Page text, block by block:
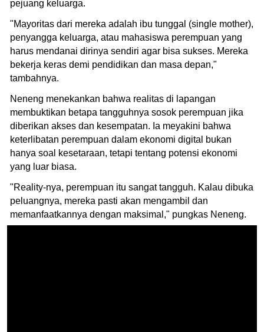
pejuang keluarga.
"Mayoritas dari mereka adalah ibu tunggal (single mother),
penyangga keluarga, atau mahasiswa perempuan yang
harus mendanai dirinya sendiri agar bisa sukses. Mereka
bekerja keras demi pendidikan dan masa depan,"
tambahnya.
Neneng menekankan bahwa realitas di lapangan
membuktikan betapa tangguhnya sosok perempuan jika
diberikan akses dan kesempatan. Ia meyakini bahwa
keterlibatan perempuan dalam ekonomi digital bukan
hanya soal kesetaraan, tetapi tentang potensi ekonomi
yang luar biasa.
"Reality-nya, perempuan itu sangat tangguh. Kalau dibuka
peluangnya, mereka pasti akan mengambil dan
memanfaatkannya dengan maksimal," pungkas Neneng.